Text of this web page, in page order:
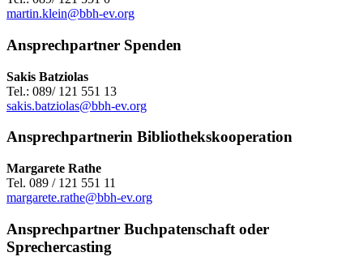
martin.klein@bbh-ev.org
Ansprechpartner Spenden
Sakis Batziolas
Tel.: 089/ 121 551 13
sakis.batziolas@bbh-ev.org
Ansprechpartnerin Bibliothekskooperation
Margarete Rathe
Tel. 089 / 121 551 11
margarete.rathe@bbh-ev.org
Ansprechpartner Buchpatenschaft oder
Sprechercasting